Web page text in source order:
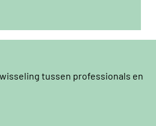
tussen professionals en